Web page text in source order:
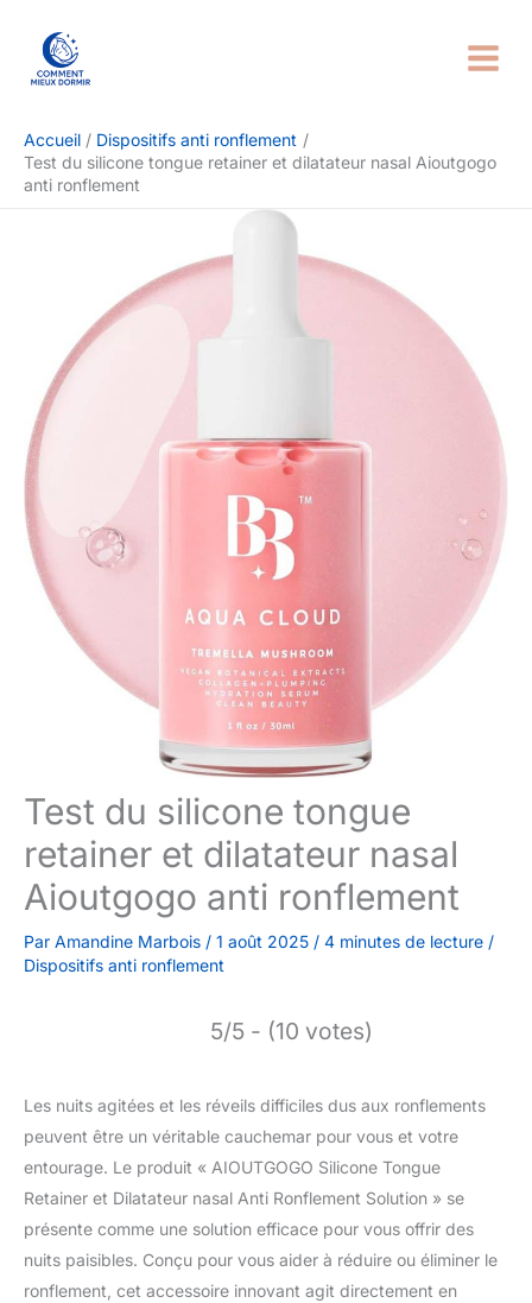
contenu
Accueil
Dispositifs anti ronflement
Test du silicone tongue retainer et dilatateur nasal Aioutgogo
anti ronflement
Test du silicone tongue
retainer et dilatateur nasal
Aioutgogo anti ronflement
Par Amandine Marbois / 1 août 2025 / 4 minutes de lecture /
Dispositifs anti ronflement
5/5 - (10 votes)
Les nuits agitées et les réveils difficiles dus aux ronflements
peuvent être un véritable cauchemar pour vous et votre
entourage. Le produit « AIOUTGOGO Silicone Tongue
Retainer et Dilatateur nasal Anti Ronflement Solution » se
présente comme une solution efficace pour vous offrir des
nuits paisibles. Conçu pour vous aider à réduire ou éliminer le
ronflement, cet accessoire innovant agit directement en